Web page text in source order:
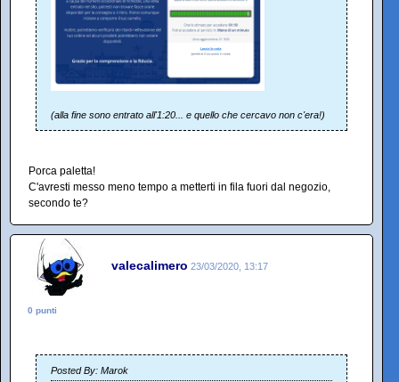
(alla fine sono entrato all'1:20... e quello che cercavo non c'era!)
Porca paletta!
C'avresti messo meno tempo a metterti in fila fuori dal negozio,
secondo te?
valecalimero 23/03/2020, 13:17
0 punti
Posted By: Marok